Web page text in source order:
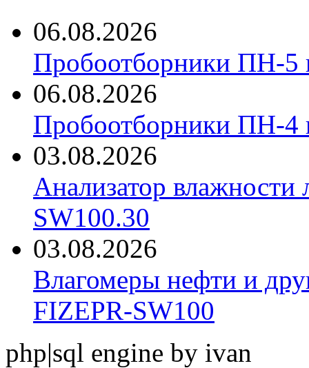
06.08.2026
Пробоотборники ПН-
06.08.2026
Пробоотборники ПН-
03.08.2026
Анализатор
SW100.30
03.08.2026
Влагомеры нефти и
FIZEPR-SW100
php|sql engine by ivan